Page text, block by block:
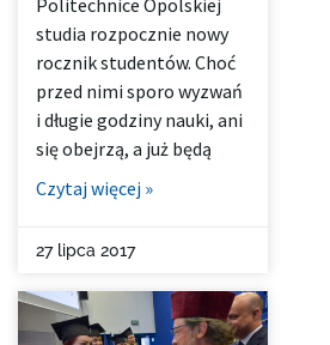
studia rozpocznie nowy
rocznik studentów. Choć
przed nimi sporo wyzwań
i długie godziny nauki, ani
się obejrzą, a już będą
Czytaj więcej »
27 lipca 2017